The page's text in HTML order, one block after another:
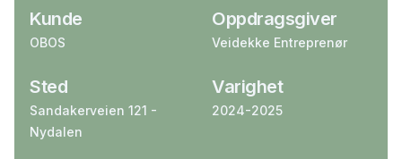
Kunde
OBOS
Oppdragsgiver
Veidekke Entreprenør
Sted
Sandakerveien 121 -
Nydalen
Varighet
2024-2025